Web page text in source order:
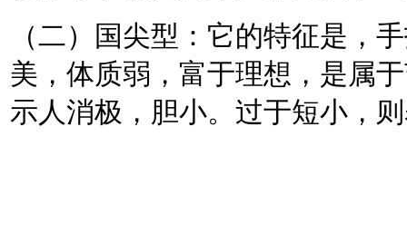
（二）国尖型：它的特征是，
美，体质弱，富于理想，是属
示人消极，胆小。过于短小，